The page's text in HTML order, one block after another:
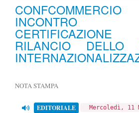
CONFCOMMERCIO
INCONTRO
RILANCIO DELLO
NOTA STAMPA
EDITORIALE Mercoledì, 11